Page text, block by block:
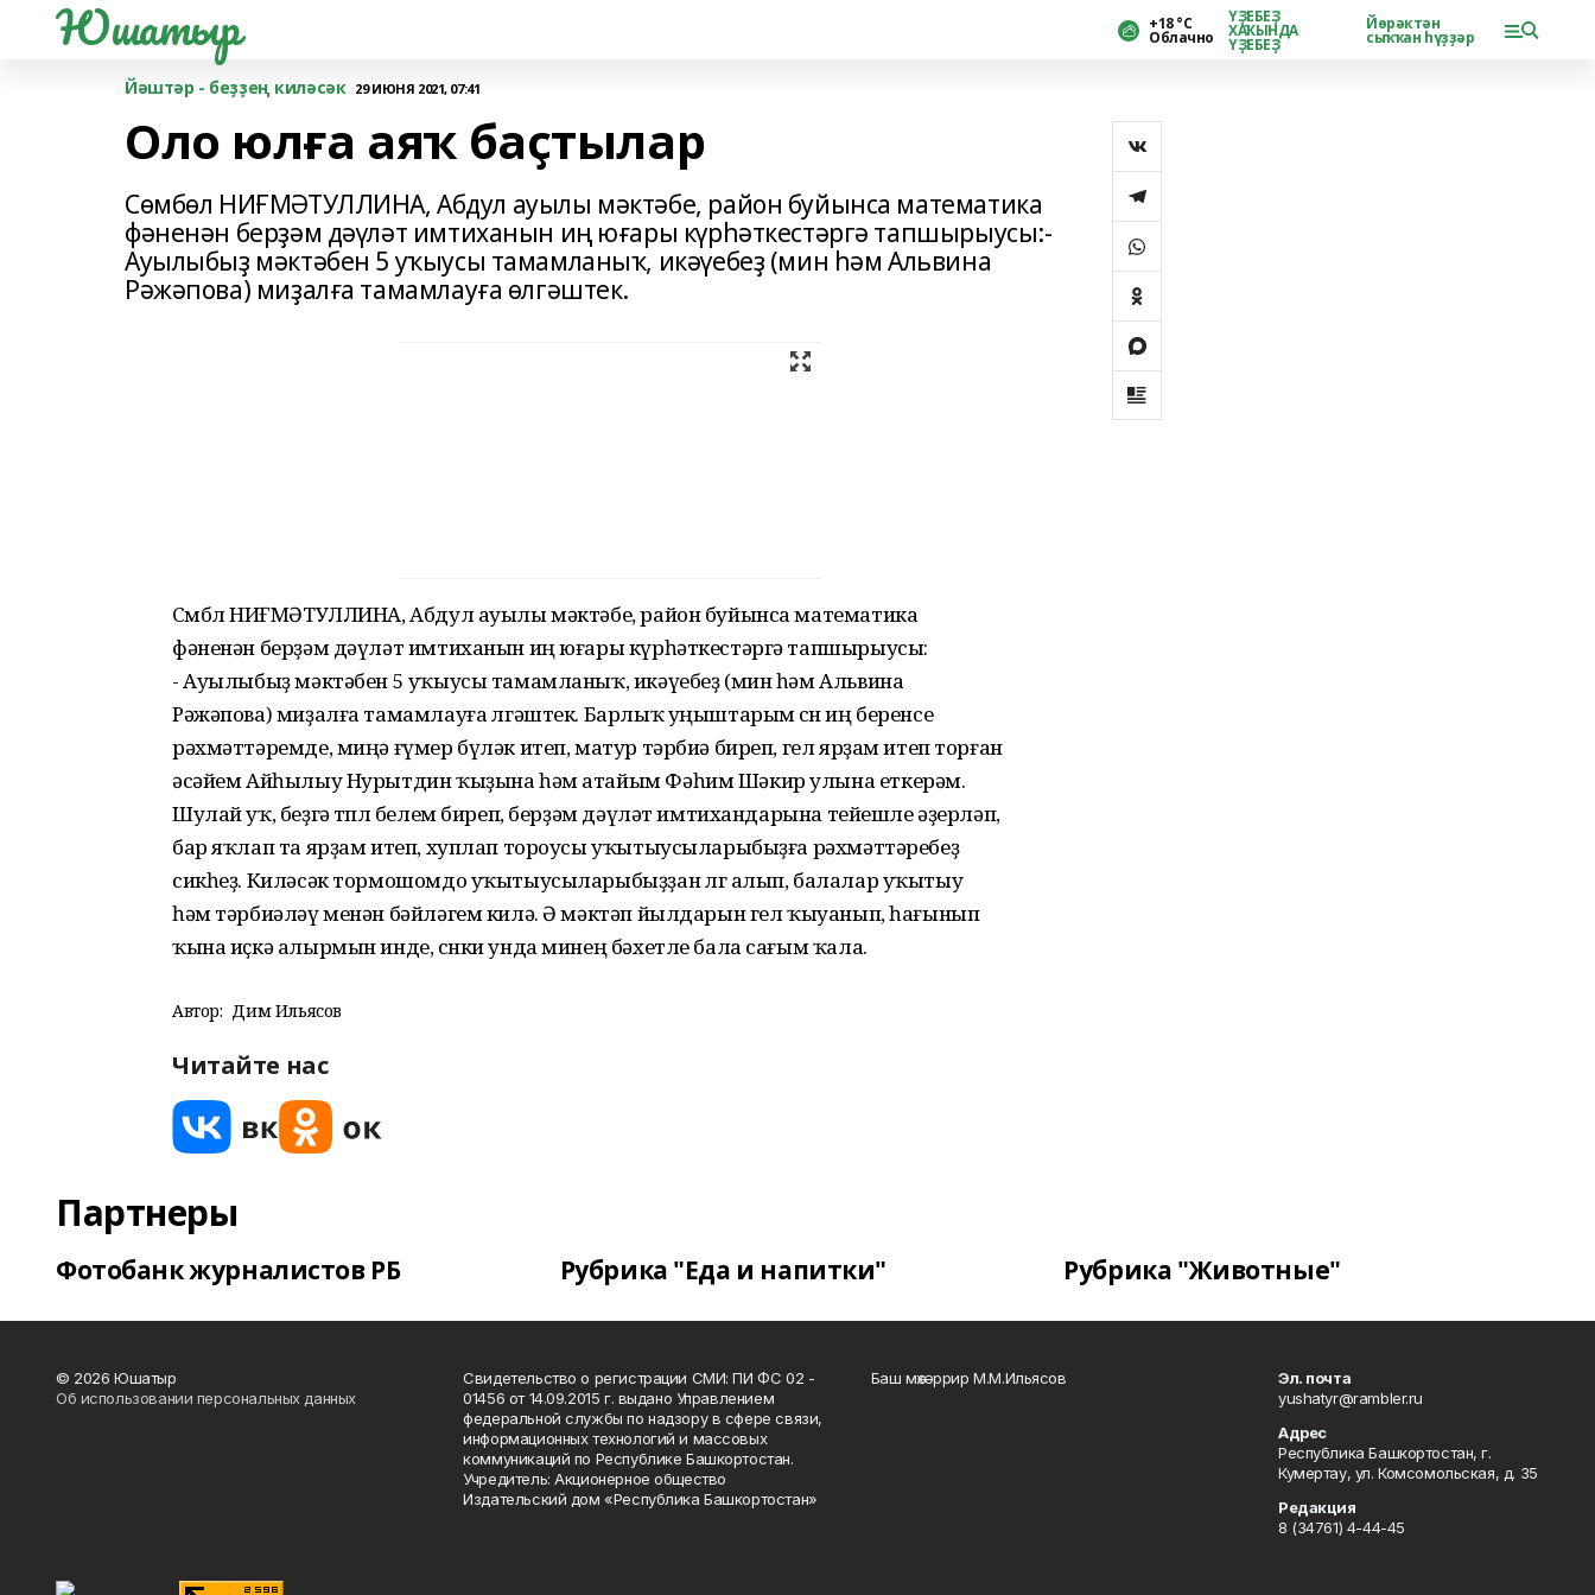
Юшатыр +18 °С
Облачно
ҮҘЕБЕҘ
ХАҠЫНДА
ҮҘЕБЕҘ
Йөрәктән
сыҡҡан һүҙҙәр
Йәштәр - беҙҙең киләсәк 29 ИЮНЯ 2021, 07:41
Оло юлға аяҡ баҫтылар
Сөмбөл НИҒМӘТУЛЛИНА, Абдул ауылы мәктәбе, район буйынса математика
фәненән берҙәм дәүләт имтиханын иң юғары күрһәткестәргә тапшырыусы:-
Ауылыбыҙ мәктәбен 5 уҡыусы тамамланыҡ, икәүебеҙ (мин һәм Альвина
Рәжәпова) миҙалға тамамлауға өлгәштек.
Сөмбөл НИҒМӘТУЛЛИНА, Абдул ауылы мәктәбе, район буйынса математика
фәненән берҙәм дәүләт имтиханын иң юғары күрһәткестәргә тапшырыусы:
- Ауылыбыҙ мәктәбен 5 уҡыусы тамамланыҡ, икәүебеҙ (мин һәм Альвина
Рәжәпова) миҙалға тамамлауға өлгәштек. Барлыҡ уңыштарым өсөн иң беренсе
рәхмәттәремде, миңә ғүмер бүләк итеп, матур тәрбиә биреп, гел ярҙам итеп торған
әсәйем Айһылыу Нурытдин ҡыҙына һәм атайым Фәһим Шәкир улына еткерәм.
Шулай уҡ, беҙгә төплө белем биреп, берҙәм дәүләт имтихандарына тейешле әҙерләп,
бар яҡлап та ярҙам итеп, хуплап тороусы уҡытыусыларыбыҙға рәхмәттәребеҙ
сикһеҙ. Киләсәк тормошомдо уҡытыусыларыбыҙҙан өлгө алып, балалар уҡытыу
һәм тәрбиәләү менән бәйләгем килә. Ә мәктәп йылдарын гел ҡыуанып, һағынып
ҡына иҫкә алырмын инде, сөнки унда минең бәхетле бала сағым ҡала.
Автор: Дим Ильясов
Читайте нас
Партнеры
Фотобанк журналистов РБ Рубрика "Еда и напитки" Рубрика "Животные"
© 2026 Юшатыр
Об использовании персональных данных
Свидетельство о регистрации СМИ: ПИ ФС 02 -
01456 от 14.09.2015 г. выдано Управлением
федеральной службы по надзору в сфере связи,
информационных технологий и массовых
коммуникаций по Республике Башкортостан.
Учредитель: Акционерное общество
Издательский дом «Республика Башкортостан»
Баш мөхәррир М.М.Ильясов
Эл. почта
yushatyr@rambler.ru
Адрес
Республика Башкортостан, г.
Кумертау, ул. Комсомольская, д. 35
Редакция
8 (34761) 4-44-45